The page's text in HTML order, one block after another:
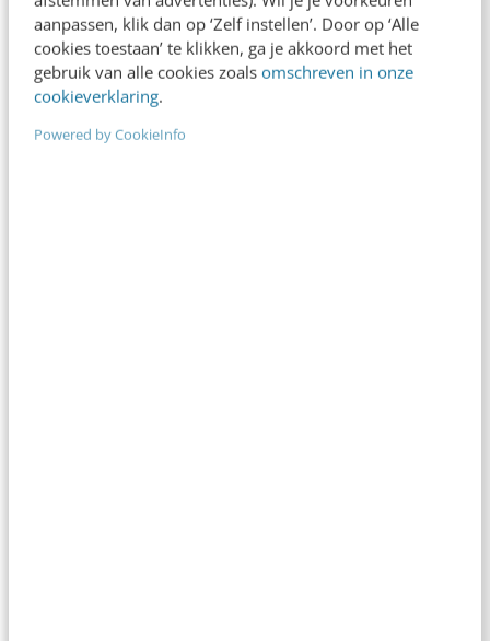
aanpassen, klik dan op ‘Zelf instellen’. Door op ‘Alle
cookies toestaan’ te klikken, ga je akkoord met het
gebruik van alle cookies zoals omschreven in onze
cookieverklaring.
Powered by CookieInfo